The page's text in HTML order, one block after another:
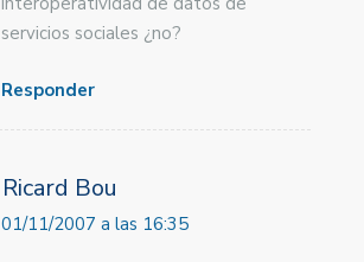
servicios sociales ¿no?
Responder
Ricard Bou
01/11/2007 a las 16:35